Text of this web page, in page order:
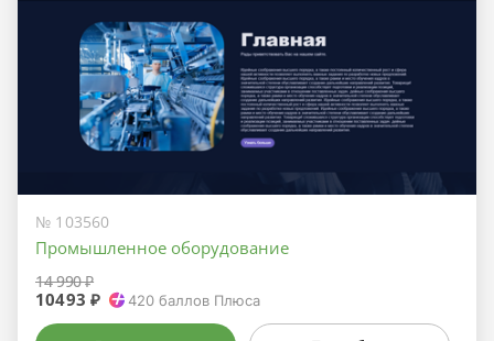
№ 103560
Промышленное оборудование
14 990 ₽
10493 ₽ 420 баллов Плюса